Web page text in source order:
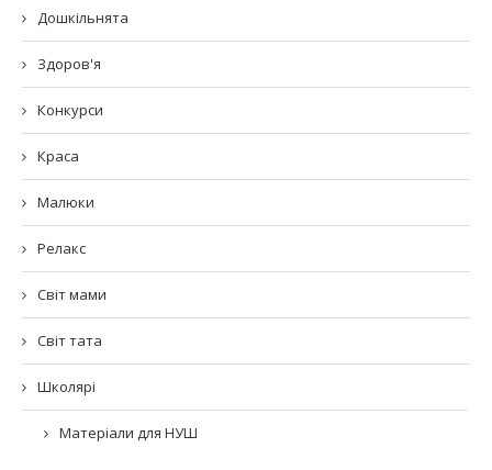
Дошкільнята
Здоров'я
Конкурси
Краса
Малюки
Релакс
Світ мами
Світ тата
Школярі
Матеріали для НУШ